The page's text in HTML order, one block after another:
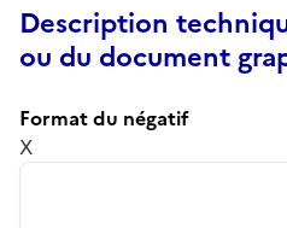
Description
ou du document
Format du négatif
X